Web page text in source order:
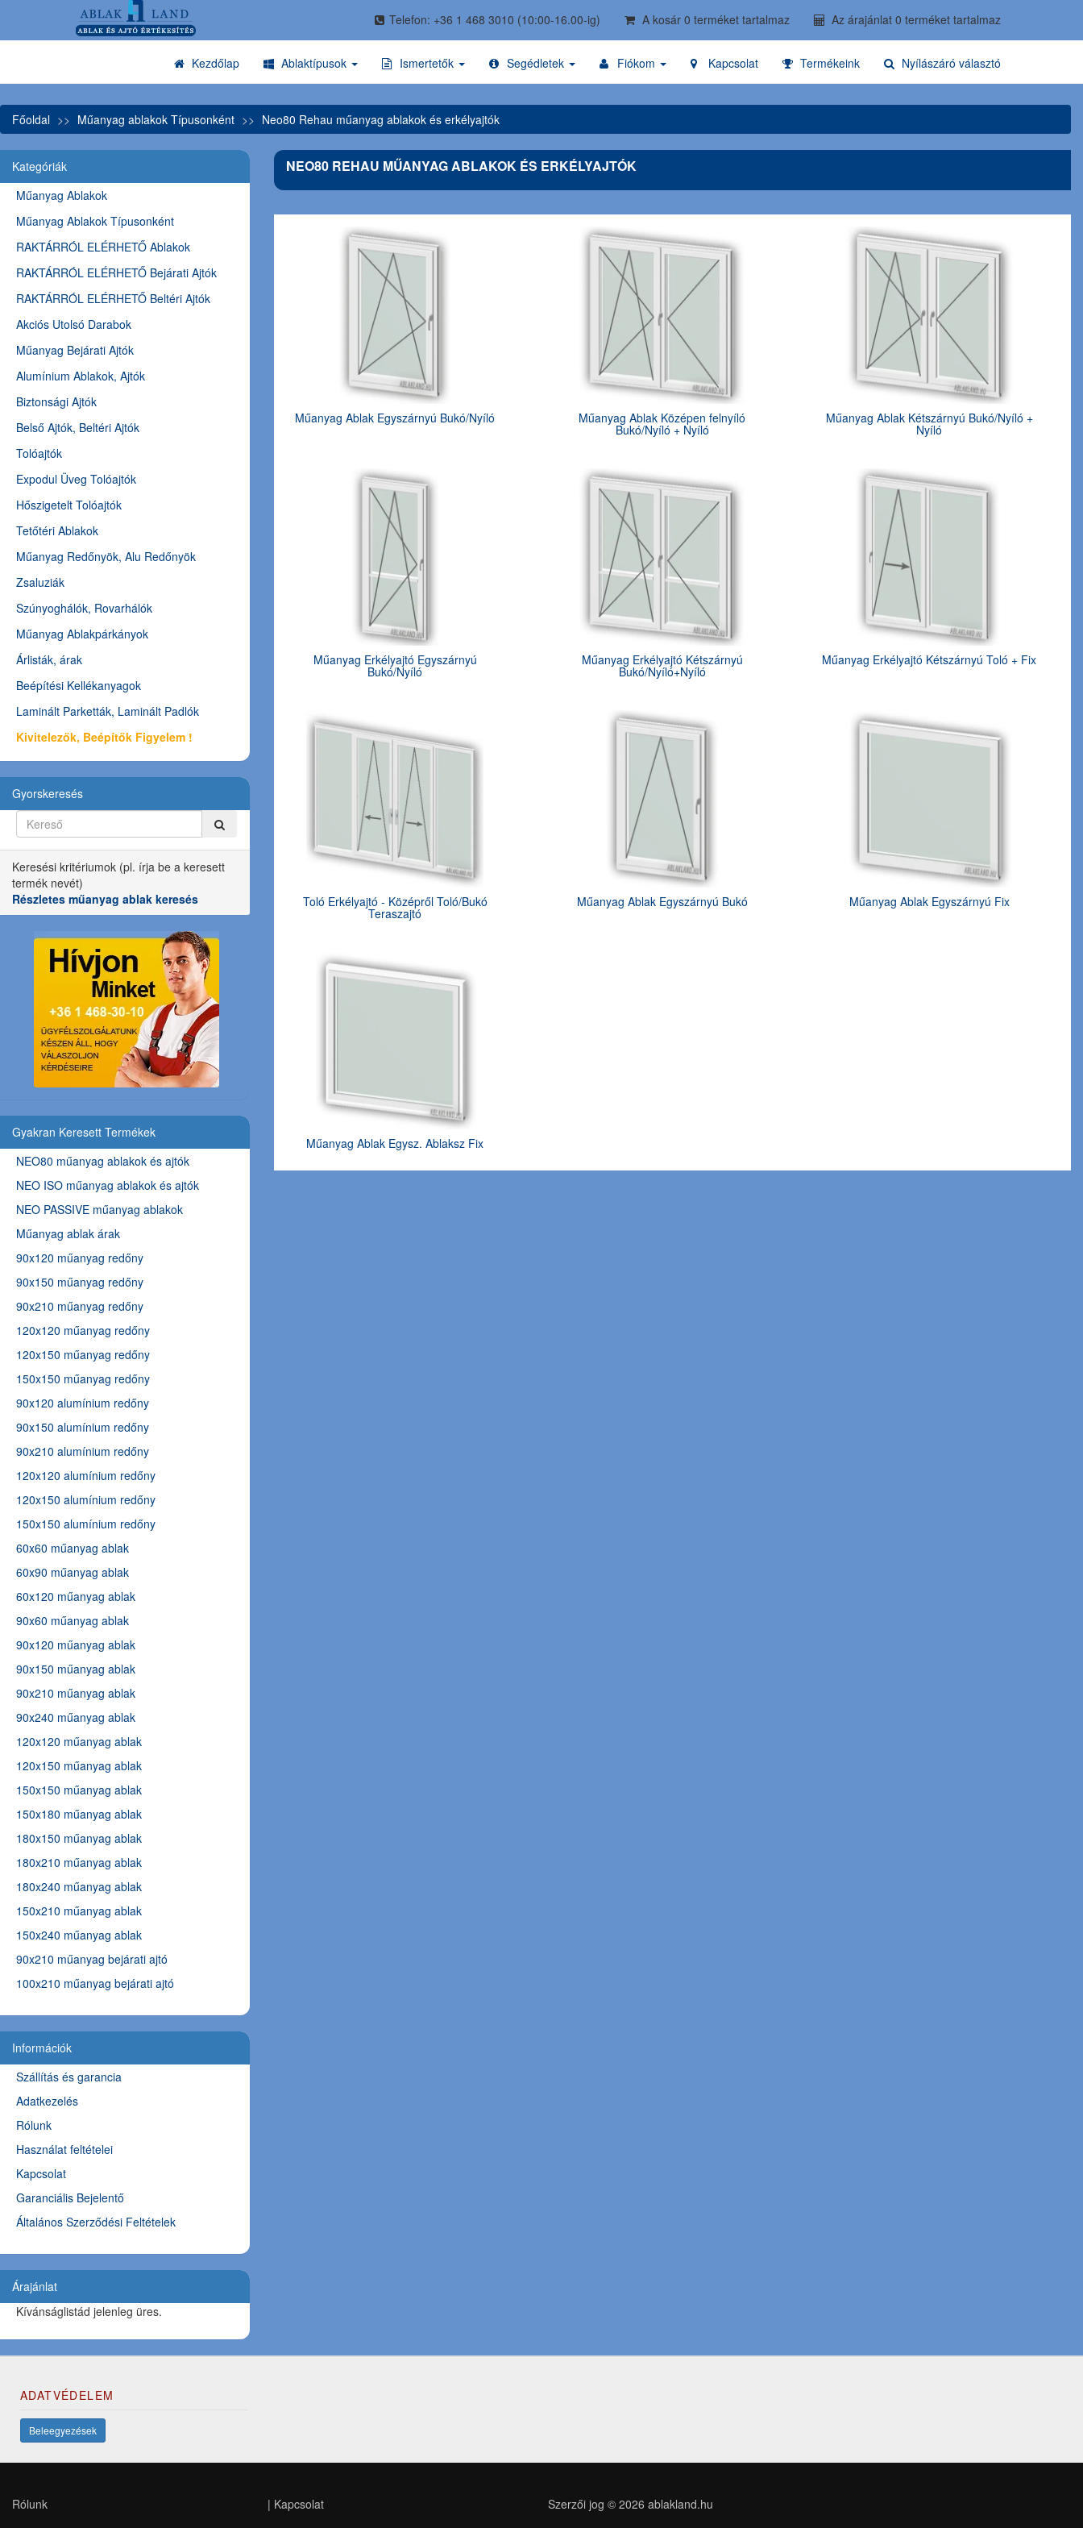
Telefon: +36 1 468 3010 (10:00-16.00-ig) A kosár 0 terméket tartalmaz Az árajánlat 0 terméket tartalmaz
Kezdőlap Ablaktípusok Ismertetők Segédletek Fiókom Kapcsolat Termékeink Nyílászáró választó
Főoldal Műanyag ablakok Típusonként Neo80 Rehau műanyag ablakok és erkélyajtók
NEO80 REHAU MŰANYAG ABLAKOK ÉS ERKÉLYAJTÓK
Műanyag Ablak Egyszárnyú Bukó/Nyíló Műanyag Ablak Középen felnyíló
Bukó/Nyíló + Nyíló
Műanyag Ablak Kétszárnyú Bukó/Nyíló +
Nyíló
Műanyag Erkélyajtó Egyszárnyú
Bukó/Nyíló
Műanyag Erkélyajtó Kétszárnyú
Bukó/Nyíló+Nyíló
Műanyag Erkélyajtó Kétszárnyú Toló + Fix
Toló Erkélyajtó - Középről Toló/Bukó
Teraszajtó
Műanyag Ablak Egyszárnyú Bukó Műanyag Ablak Egyszárnyú Fix
Műanyag Ablak Egysz. Ablaksz Fix
Kategóriák
Műanyag Ablakok
Műanyag Ablakok Típusonként
RAKTÁRRÓL ELÉRHETŐ Ablakok
RAKTÁRRÓL ELÉRHETŐ Bejárati Ajtók
RAKTÁRRÓL ELÉRHETŐ Beltéri Ajtók
Akciós Utolsó Darabok
Műanyag Bejárati Ajtók
Alumínium Ablakok, Ajtók
Biztonsági Ajtók
Belső Ajtók, Beltéri Ajtók
Tolóajtók
Expodul Üveg Tolóajtók
Hőszigetelt Tolóajtók
Tetőtéri Ablakok
Műanyag Redőnyök, Alu Redőnyök
Zsaluziák
Szúnyoghálók, Rovarhálók
Műanyag Ablakpárkányok
Árlisták, árak
Beépítési Kellékanyagok
Laminált Parketták, Laminált Padlók
Kivitelezők, Beépítők Figyelem !
Gyorskeresés
Keresési kritériumok (pl. írja be a keresett
termék nevét)
Részletes műanyag ablak keresés
Gyakran Keresett Termékek
NEO80 műanyag ablakok és ajtók
NEO ISO műanyag ablakok és ajtók
NEO PASSIVE műanyag ablakok
Műanyag ablak árak
90x120 műanyag redőny
90x150 műanyag redőny
90x210 műanyag redőny
120x120 műanyag redőny
120x150 műanyag redőny
150x150 műanyag redőny
90x120 alumínium redőny
90x150 alumínium redőny
90x210 alumínium redőny
120x120 alumínium redőny
120x150 alumínium redőny
150x150 alumínium redőny
60x60 műanyag ablak
60x90 műanyag ablak
60x120 műanyag ablak
90x60 műanyag ablak
90x120 műanyag ablak
90x150 műanyag ablak
90x210 műanyag ablak
90x240 műanyag ablak
120x120 műanyag ablak
120x150 műanyag ablak
150x150 műanyag ablak
150x180 műanyag ablak
180x150 műanyag ablak
180x210 műanyag ablak
180x240 műanyag ablak
150x210 műanyag ablak
150x240 műanyag ablak
90x210 műanyag bejárati ajtó
100x210 műanyag bejárati ajtó
Információk
Szállítás és garancia
Adatkezelés
Rólunk
Használat feltételei
Kapcsolat
Garanciális Bejelentő
Általános Szerződési Feltételek
Árajánlat
Kívánságlistád jelenleg üres.
ADATVÉDELEM
Beleegyezések
Rólunk | Kapcsolat Szerzői jog © 2026 ablakland.hu